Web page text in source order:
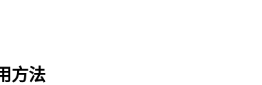
方法